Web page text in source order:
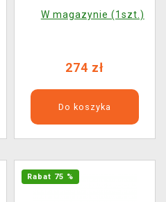
opakowanie)
W magazynie (1szt.)
274 zł
Do koszyka
Rabat 75 %